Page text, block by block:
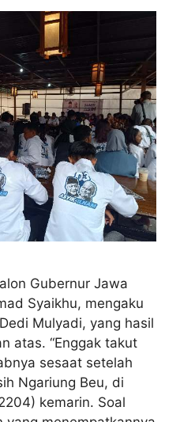
Gubernur Jawa
Syaikhu, mengaku
Mulyadi, yang hasil
atas. “Enggak takut
sesaat setelah
Ngariung Beu, di
kemarin. Soal